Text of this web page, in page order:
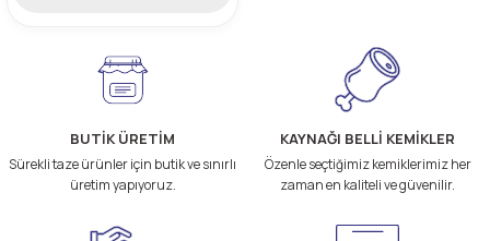
BUTİK ÜRETİM
Sürekli taze ürünler için butik ve sınırlı
üretim yapıyoruz.
KAYNAĞI BELLİ KEMİKLER
Özenle seçtiğimiz kemiklerimiz her
zaman en kaliteli ve güvenilir.